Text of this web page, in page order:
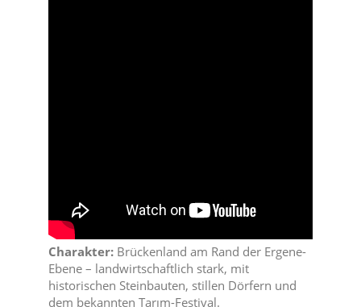
Charakter: Brückenland am Rand der Ergene-
Ebene – landwirtschaftlich stark, mit
historischen Steinbauten, stillen Dörfern und
dem bekannten Tarım-Festival.